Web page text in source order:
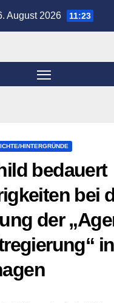
August 2026 11:23
HINTERGRÜNDE
bedauert
bei
der
in